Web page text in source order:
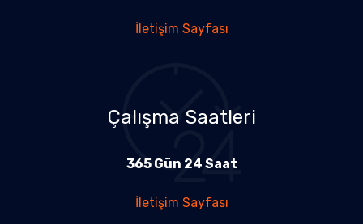
İletişim Sayfası
Çalışma Saatleri
365 Gün 24 Saat
İletişim Sayfası